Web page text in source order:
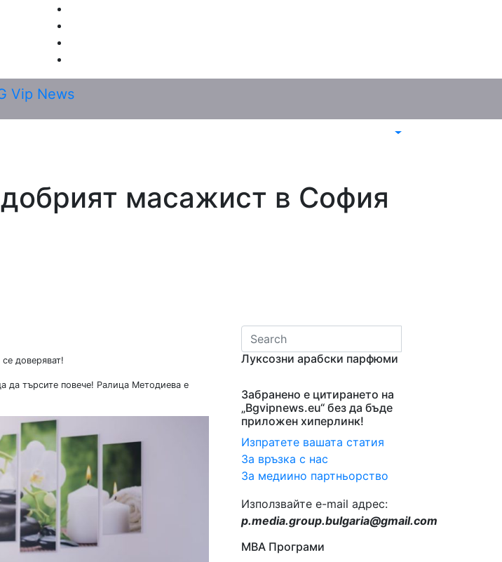
масажист в София
доверяват!
да търсите повече! Ралица Методиева е
Луксозни арабски парфюми
Забранено е цитирането на
„Bgvipnews.eu“ без да бъде
приложен хиперлинк!
Изпратете вашата статия
За връзка с нас
За медиино партньорство
Използвайте e-mail адрес:
p.media.group.bulgaria@gmail.com
МВА Програми